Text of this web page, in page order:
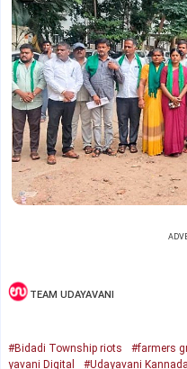
TEAM UDAYAVANI
#Bidadi Township riots #farmers
yavani Digital
#Udayavani Kannada